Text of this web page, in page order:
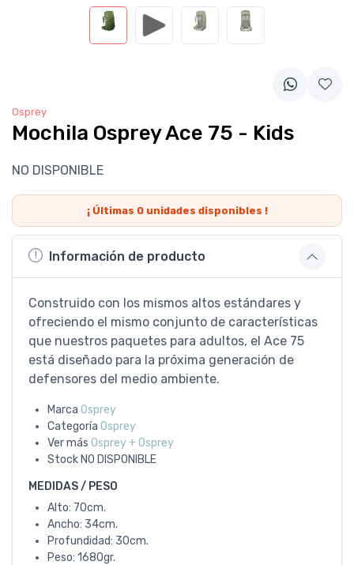
Osprey
Mochila Osprey Ace 75 - Kids
NO DISPONIBLE
¡ Últimas 0unidades disponibles !
Información de producto
Construido con los mismos altos estándares y
ofreciendo el mismo conjunto de características
que nuestros paquetes para adultos, el Ace 75
está diseñado para la próxima generación de
defensores del medio ambiente.
Marca Osprey
Categoría Osprey
Ver más Osprey + Osprey
Stock NO DISPONIBLE
MEDIDAS / PESO
Alto: 70cm.
Ancho: 34cm.
Profundidad: 30cm.
Peso: 1680gr.